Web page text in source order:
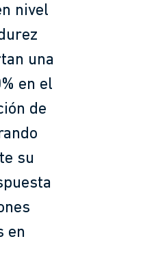
nivel
una
en el
de
su
en